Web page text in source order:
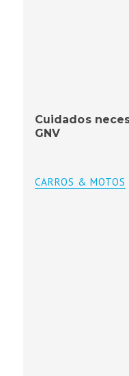
Cuidados
GNV
CARROS & MOTOS